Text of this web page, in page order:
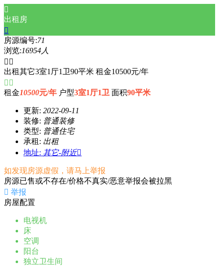

出租房

房源编号:71
浏览:16954人
 
出租其它3室1厅1卫90平米 租金10500元/年
 
租金10500元/年 户型3室1厅1卫 面积90平米
更新: 2022-09-11
装修: 普通装修
类型: 普通住宅
承租: 出租
地址: 其它-附近
如发现房源虚假，请马上举报
房源已售或不存在/价格不真实/恶意举报会被拉黑
 举报
房屋配置
电视机
床
空调
阳台
独立卫生间